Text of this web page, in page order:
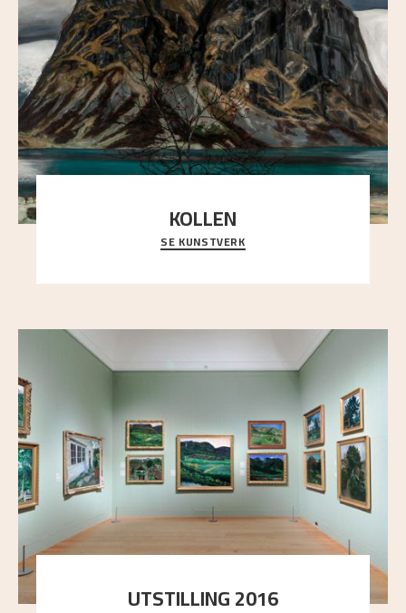
KOLLEN
Et ruvende fjell dominerer bildeflaten, og står i
sterk kontrast til det spinkle rognetreet ute
SE KUNSTVERK
UTSTILLING 2016